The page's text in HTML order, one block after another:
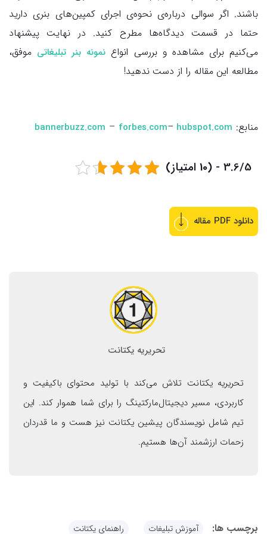
باشند. اگر سوالی درباره‌ی نحوه‌ی اجرای کمپین‌های بنری دارید
حتما در قسمت دیدگاه‌ها مطرح کنید. در نهایت پیشنهاد
می‌کنیم برای مشاهده و بررسی انواع نمونه بنر تبلیغاتی موفق،
مطالعه این مقاله را از دست ندهید!
منابع: bannerbuzz.com – forbes.com– hubspot.com
3.6/5 - (10 امتیاز)
دانلود PDF مقاله
تحریریه یکتانت
تحریریه یکتانت تلاش می‌کند با تولید محتوای باکیفیت و
کاربردی، مسیر دیجیتال‌مارکتینگ را برای شما هموار کند. این
تیم شامل نویسندگان پیشین یکتانت نیز هست و ما قدردان
زحمات ارزشمند آن‌ها هستیم.
برچسب ها: آموزش تبلیغات راهنمای یکتانت